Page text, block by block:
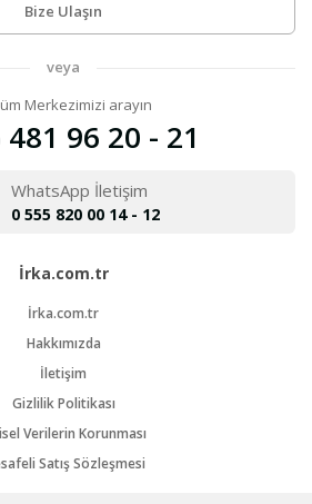
Bize Ulaşın
veya
Merkezimizi arayın
96 20 - 21
WhatsApp İletişim
0 555 820 00 14 - 12
İrka.com.tr
İrka.com.tr
Hakkımızda
İletişim
Gizlilik Politikası
Verilerin Korunması
Satış Sözleşmesi